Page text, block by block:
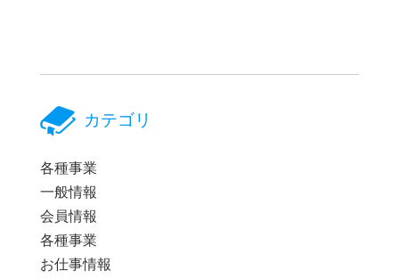
カテゴリ
各種事業
一般情報
会員情報
各種事業
お仕事情報